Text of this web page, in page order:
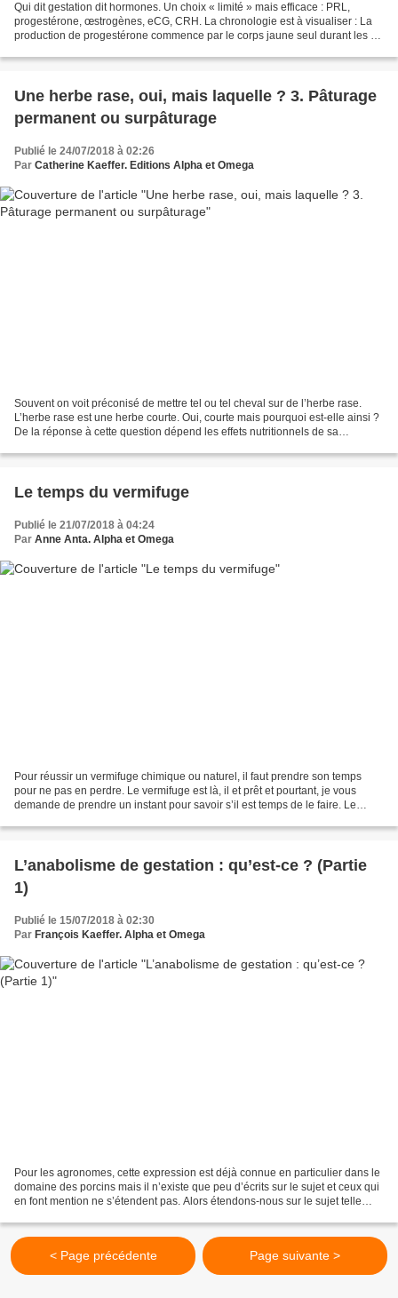
Qui dit gestation dit hormones. Un choix « limité » mais efficace : PRL,
progestérone, œstrogènes, eCG, CRH. La chronologie est à visualiser : La
production de progestérone commence par le corps jaune seul durant les 35
Une herbe rase, oui, mais laquelle ? 3. Pâturage
permanent ou surpâturage
Publié le 24/07/2018 à 02:26
Par Catherine Kaeffer. Editions Alpha et Omega
Souvent on voit préconisé de mettre tel ou tel cheval sur de l’herbe rase.
L’herbe rase est une herbe courte. Oui, courte mais pourquoi est-elle ainsi ?
De la réponse à cette question dépend les effets nutritionnels de sa
Le temps du vermifuge
Publié le 21/07/2018 à 04:24
Par Anne Anta. Alpha et Omega
Pour réussir un vermifuge chimique ou naturel, il faut prendre son temps
pour ne pas en perdre. Le vermifuge est là, il et prêt et pourtant, je vous
demande de prendre un instant pour savoir s’il est temps de le faire. Le
L’anabolisme de gestation : qu’est-ce ? (Partie
1)
Publié le 15/07/2018 à 02:30
Par François Kaeffer. Alpha et Omega
Pour les agronomes, cette expression est déjà connue en particulier dans le
domaine des porcins mais il n’existe que peu d’écrits sur le sujet et ceux qui
en font mention ne s’étendent pas. Alors étendons-nous sur le sujet telle
< Page précédente Page suivante >